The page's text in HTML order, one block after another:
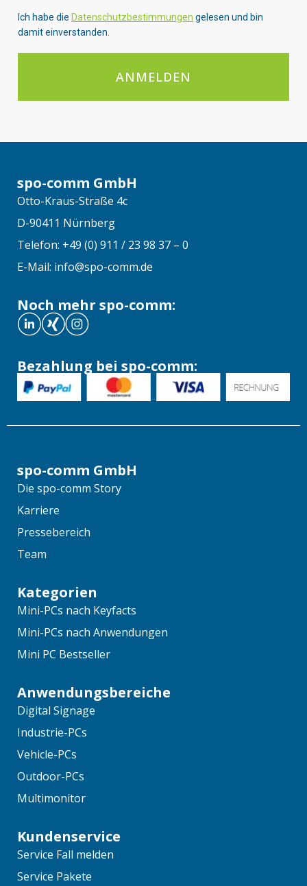
Ich habe die Datenschutzbestimmungen gelesen und bin
damit einverstanden.
ANMELDEN
spo-comm GmbH
Otto-Kraus-Straße 4c
D-90411 Nürnberg
Telefon: +49 (0) 911 / 23 98 37 – 0
E-Mail: info@spo-comm.de
Noch mehr spo-comm:
Bezahlung bei spo-comm:
spo-comm GmbH
Die spo-comm Story
Karriere
Pressebereich
Team
Kategorien
Mini-PCs nach Keyfacts
Mini-PCs nach Anwendungen
Mini PC Bestseller
Anwendungsbereiche
Digital Signage
Industrie-PCs
Vehicle-PCs
Outdoor-PCs
Multimonitor
Kundenservice
Service Fall melden
Service Pakete